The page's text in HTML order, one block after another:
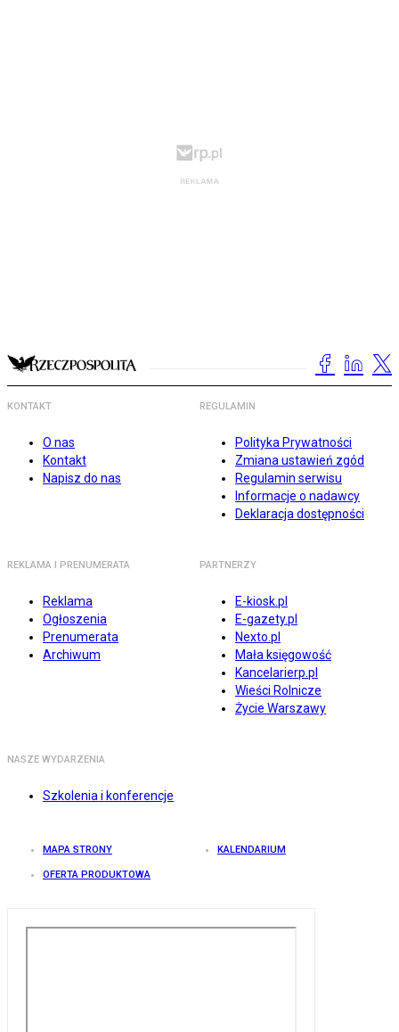
KONTAKT
O nas
Kontakt
Napisz do nas
REGULAMIN
Polityka Prywatności
Zmiana ustawień zgód
Regulamin serwisu
Informacje o nadawcy
Deklaracja dostępności
REKLAMA I PRENUMERATA
Reklama
Ogłoszenia
Prenumerata
Archiwum
PARTNERZY
E-kiosk.pl
E-gazety.pl
Nexto.pl
Mała księgowość
Kancelarierp.pl
Wieści Rolnicze
Życie Warszawy
NASZE WYDARZENIA
Szkolenia i konferencje
MAPA STRONY KALENDARIUM
OFERTA PRODUKTOWA